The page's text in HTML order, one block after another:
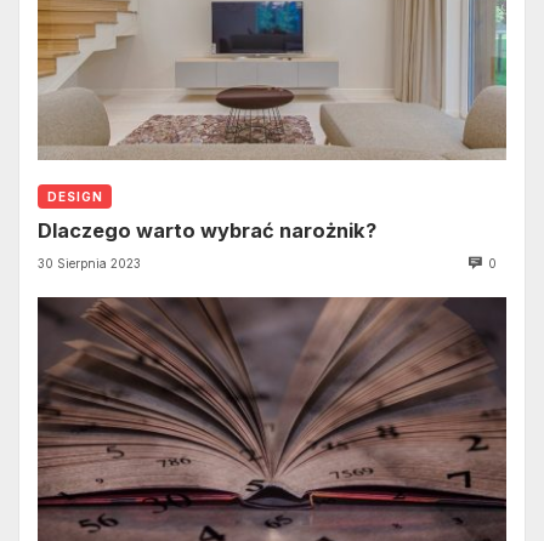
DESIGN
Dlaczego warto wybrać narożnik?
30 Sierpnia 2023 0